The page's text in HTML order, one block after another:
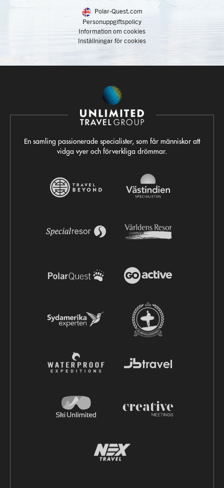
Polar-Quest.com
Personuppgiftspolicy
Information om cookies
Inställningar för cookies
En samling passionerade specialister, som får människor att
vidga vyer och förverkliga drömmar.